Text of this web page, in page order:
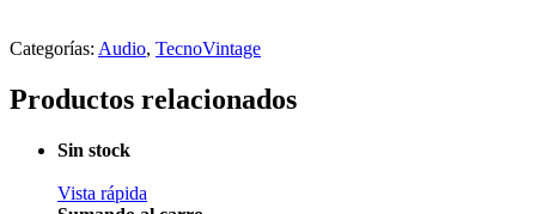
Categorías: Audio, TecnoVintage
Productos relacionados
Sin stock
Vista rápida